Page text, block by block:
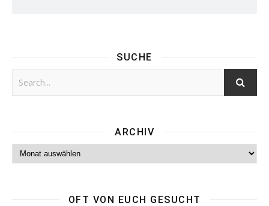
SUCHE
ARCHIV
Archiv
OFT VON EUCH GESUCHT